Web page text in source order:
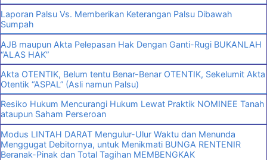
Laporan Palsu Vs. Memberikan Keterangan Palsu Dibawah
Sumpah
AJB maupun Akta Pelepasan Hak Dengan Ganti-Rugi BUKANLAH
“ALAS HAK”
Akta OTENTIK, Belum tentu Benar-Benar OTENTIK, Sekelumit Akta
Otentik “ASPAL” (Asli namun Palsu)
Resiko Hukum Mencurangi Hukum Lewat Praktik NOMINEE Tanah
ataupun Saham Perseroan
Modus LINTAH DARAT Mengulur-Ulur Waktu dan Menunda
Menggugat Debitornya, untuk Menikmati BUNGA RENTENIR
Beranak-Pinak dan Total Tagihan MEMBENGKAK